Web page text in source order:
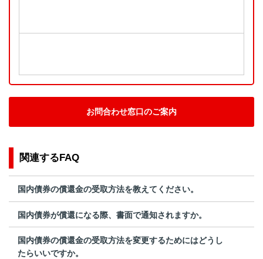
お問合わせ窓口のご案内
関連するFAQ
国内債券の償還金の受取方法を教えてください。
国内債券が償還になる際、書面で通知されますか。
国内債券の償還金の受取方法を変更するためにはどうし
たらいいですか。